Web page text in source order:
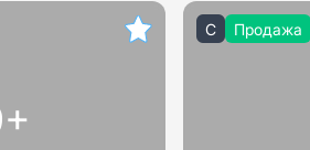
C Продажа